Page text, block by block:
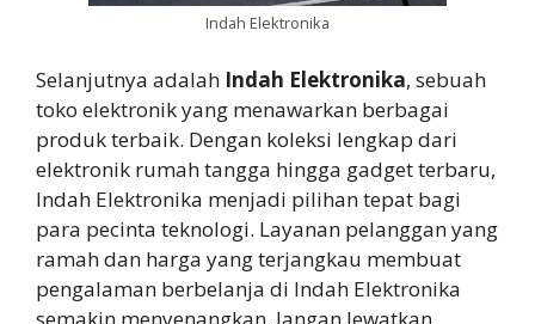
Indah Elektronika
Selanjutnya adalah Indah Elektronika, sebuah
toko elektronik yang menawarkan berbagai
produk terbaik. Dengan koleksi lengkap dari
elektronik rumah tangga hingga gadget terbaru,
Indah Elektronika menjadi pilihan tepat bagi
para pecinta teknologi. Layanan pelanggan yang
ramah dan harga yang terjangkau membuat
pengalaman berbelanja di Indah Elektronika